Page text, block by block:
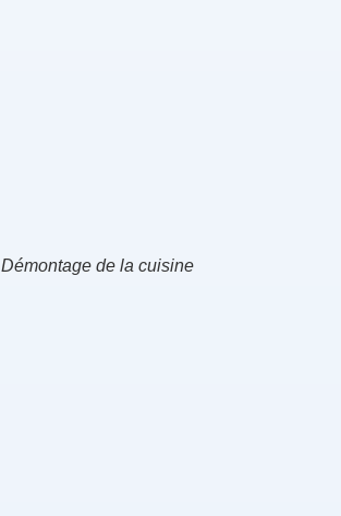
Démontage de la cuisine